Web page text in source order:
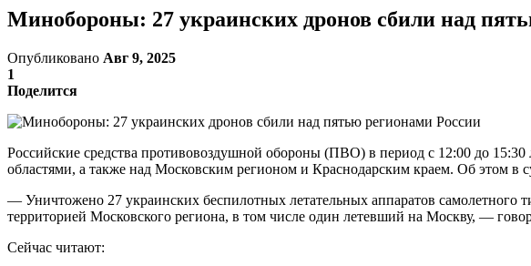
Минобороны: 27 украинских дронов сбили над
Опубликовано Авг 9, 2025
1
Поделится
Российские средства противовоздушной обороны (ПВО) в период с 12:00 до
областями, а также над Московским регионом и Краснодарским краем. Об этом в
— Уничтожено 27 украинских беспилотных летательных аппаратов
территорией Московского региона, в том числе один летевший на Москву, —
Сейчас читают: